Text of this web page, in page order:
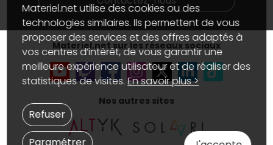
Données personnelles etcookies
Gérer vos cookies
Accessibilité : non conforme
Materiel.net sur les réseaux sociaux
Nos autres sites
Materiel.net utilise des cookies ou des
technologies similaires. Ils permettent de vous
proposer des services et des offres adaptés à
vos centres d’intérêt, de vous garantir une
meilleure expérience utilisateur et de réaliser des
statistiques de visites.En savoir plus >
Refuser